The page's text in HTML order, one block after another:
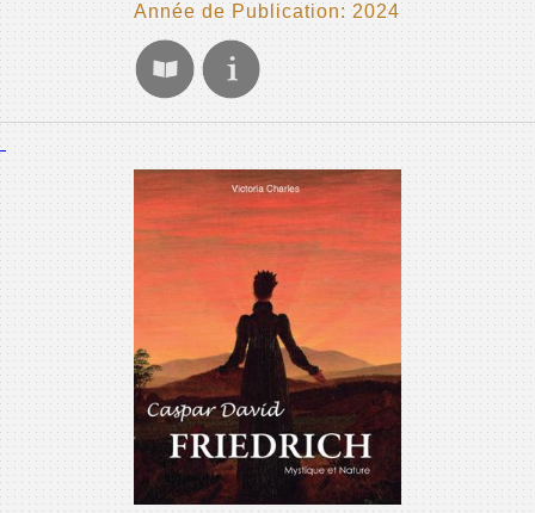
Année de Publication: 2024